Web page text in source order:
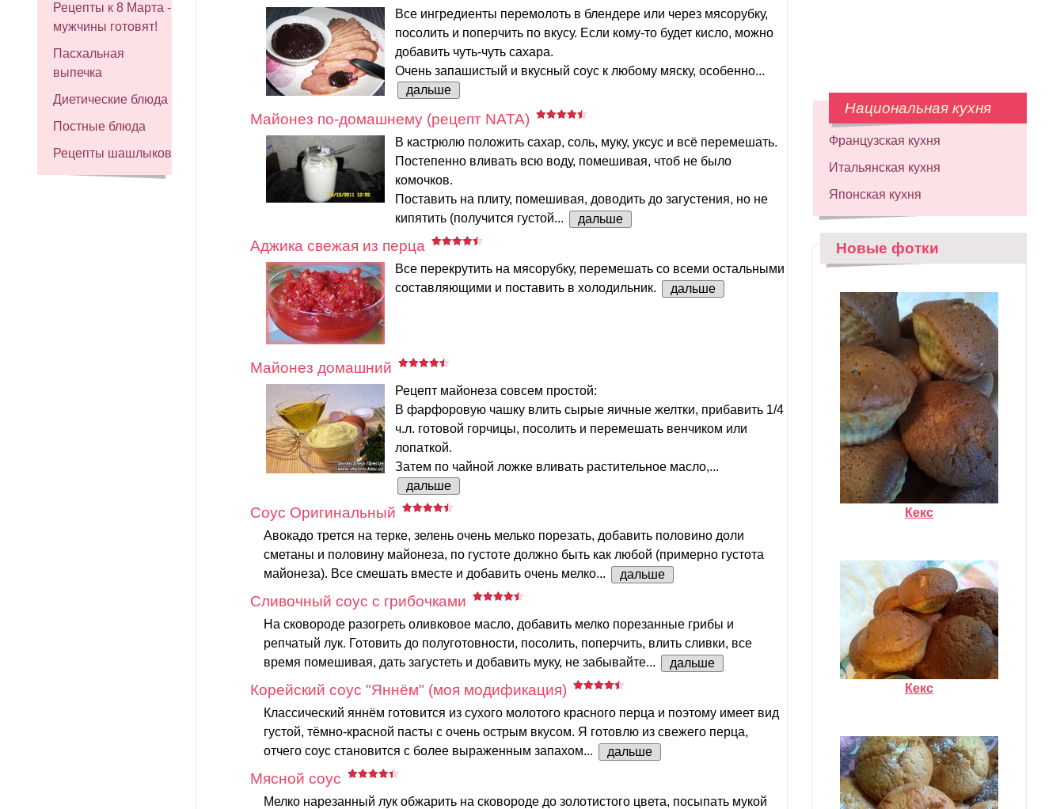
Рецепты к 8 Марта -
мужчины готовят!
Пасхальная
выпечка
Диетические блюда
Постные блюда
Рецепты шашлыков
Все ингредиенты перемолоть в блендере или через мясорубку,
посолить и поперчить по вкусу. Если кому-то будет кисло, можно
добавить чуть-чуть сахара.
Очень запашистый и вкусный соус к любому мяску, особенно...
дальше
Майонез по-домашнему (рецепт NATA)
В кастрюлю положить сахар, соль, муку, уксус и всё перемешать.
Постепенно вливать всю воду, помешивая, чтоб не было
комочков.
Поставить на плиту, помешивая, доводить до загустения, но не
кипятить (получится густой...
дальше
Аджика свежая из перца
Все перекрутить на мясорубку, перемешать со всеми остальными
составляющими и поставить в холодильник.
дальше
Майонез домашний
Рецепт майонеза совсем простой:
В фарфоровую чашку влить сырые яичные желтки, прибавить 1/4
ч.л. готовой горчицы, посолить и перемешать венчиком или
лопаткой.
Затем по чайной ложке вливать растительное масло,...
дальше
Соус Оригинальный
Авокадо трется на терке, зелень очень мелько порезать, добавить половино доли
сметаны и половину майонеза, по густоте должно быть как любой (примерно густота
майонеза). Все смешать вместе и добавить очень мелко...
дальше
Сливочный соус с грибочками
На сковороде разогреть оливковое масло, добавить мелко порезанные грибы и
репчатый лук. Готовить до полуготовности, посолить, поперчить, влить сливки, все
время помешивая, дать загустеть и добавить муку, не забывайте...
дальше
Корейский соус "Яннём" (моя модификация)
Классический яннём готовится из сухого молотого красного перца и поэтому имеет вид
густой, тёмно-красной пасты с очень острым вкусом. Я готовлю из свежего перца,
отчего соус становится с более выраженным запахом...
дальше
Мясной соус
Мелко нарезанный лук обжарить на сковороде до золотистого цвета, посыпать мукой
Национальная кухня
Французская кухня
Итальянская кухня
Японская кухня
Новые фотки
Кекс
Кекс